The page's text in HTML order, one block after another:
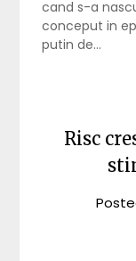
cand s-a
conceput in
putin de…
Risc